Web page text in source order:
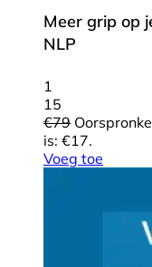
Meer grip op
NLP
1
15
€79
is: €17.
Voeg toe